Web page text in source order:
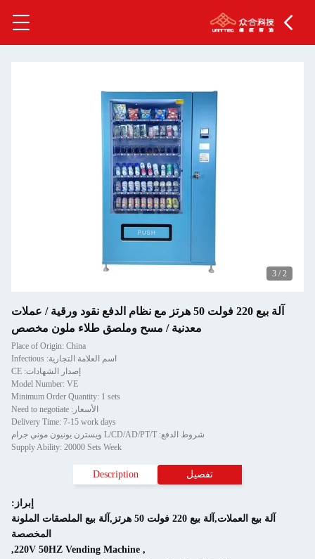
2
/
3
آلة بيع 220 فولت 50 هرتز مع نظام الدفع نقود ورقية / عملات
معدنية / مسح وملصق طلاء ملون مخصص
Place of Origin: China
اسم العلامة التجارية: Infectious
إصدار الشهادات: CE
Model Number: VE
Minimum Order Quantity: 1 sets
الأسعار: Need to negotiate
Delivery Time: 7-15 work days
شروط الدفع: L/CD/AD/PT/T ويسترن يونيون موني جرام
Supply Ability: 20000 Sets Week
تفصيل Description
إبراز:
آلة بيع العملات,آلة بيع 220 فولت 50 هرتز,آلة بيع الملصقات الملونة
المخصصة
,
220V 50HZ Vending Machine
,